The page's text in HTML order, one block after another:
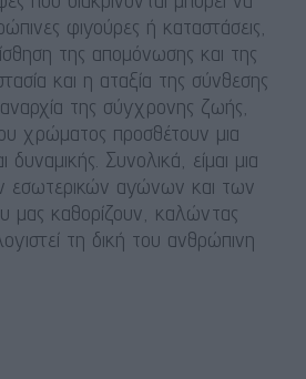
φιγούρες ή καταστάσεις,
της απομόνωσης και της
και η αταξία της σύνθεσης
της σύγχρονης ζωής,
χρώματος προσθέτουν μια
δυναμικής. Συνολικά, είμαι μια
εσωτερικών αγώνων και των
μας καθορίζουν, καλώντας
τη δική του ανθρώπινη